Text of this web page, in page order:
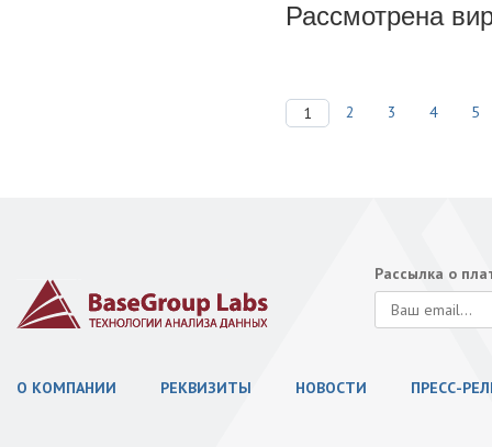
Рассмотрена
1 2 3 4 5
Рассылка о
О КОМПАНИИ РЕКВИЗИТЫ НОВОСТИ ПРЕСС-